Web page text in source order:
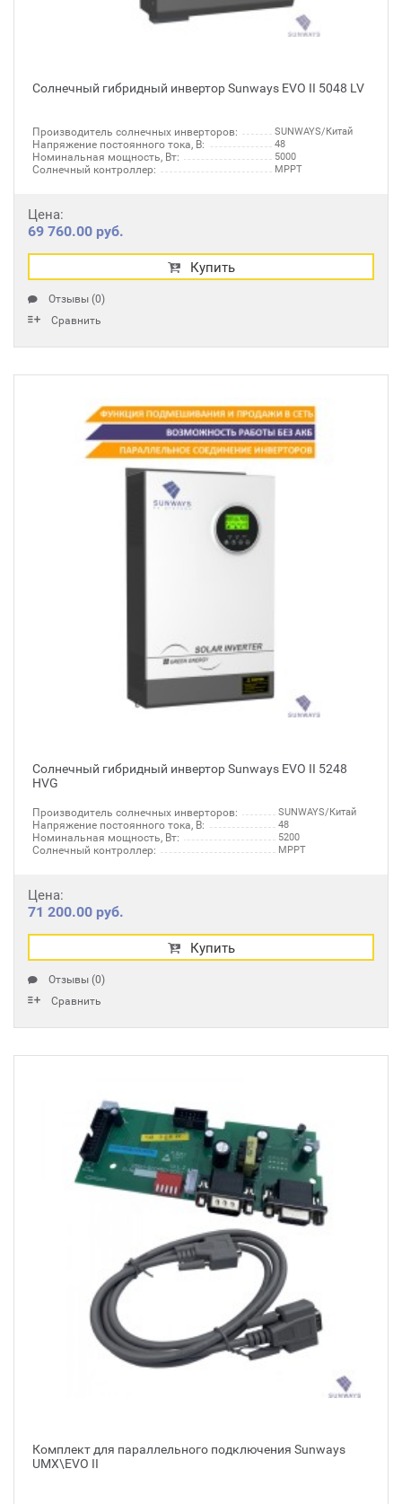
Солнечный гибридный инвертор Sunways EVO II 5048 LV
Производитель солнечных инверторов: SUNWAYS/Китай
Напряжение постоянного тока, В: 48
Номинальная мощность, Вт: 5000
Солнечный контроллер: MPPT
Цена:
69 760.00 руб.
Купить
Отзывы (0)
Сравнить
Солнечный гибридный инвертор Sunways EVO II 5248
HVG
Производитель солнечных инверторов: SUNWAYS/Китай
Напряжение постоянного тока, В: 48
Номинальная мощность, Вт: 5200
Солнечный контроллер: MPPT
Цена:
71 200.00 руб.
Купить
Отзывы (0)
Сравнить
Комплект для параллельного подключения Sunways
UMX\EVO II